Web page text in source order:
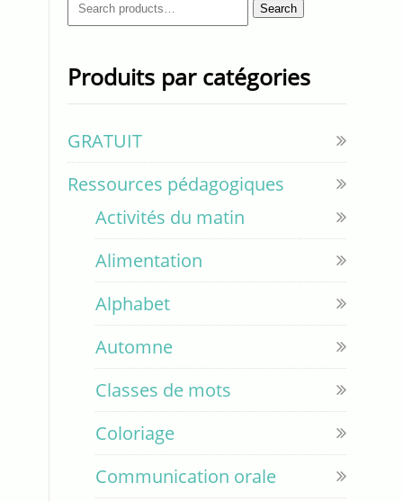
for:
Search
Produits par catégories
GRATUIT
Ressources pédagogiques
Activités du matin
Alimentation
Alphabet
Automne
Classes de mots
Coloriage
Communication orale